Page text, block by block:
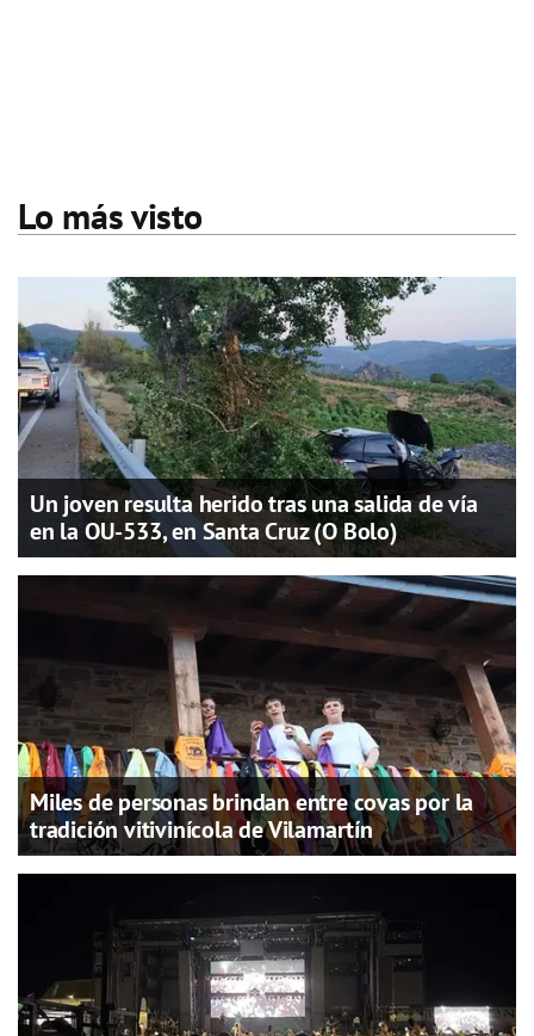
Lo más visto
Un joven resulta herido tras una salida de vía
en la OU-533, en Santa Cruz (O Bolo)
Miles de personas brindan entre covas por la
tradición vitivinícola de Vilamartín